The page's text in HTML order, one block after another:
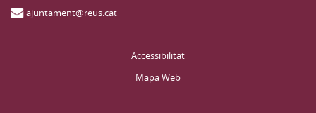
ajuntament@reus.cat
Accessibilitat
Mapa Web